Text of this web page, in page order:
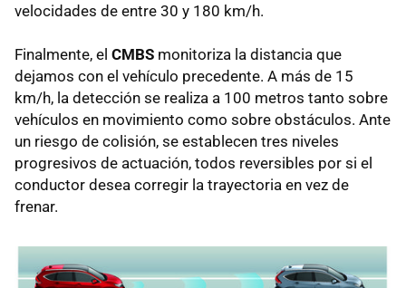
velocidades de entre 30 y 180 km/h.
Finalmente, el CMBS monitoriza la distancia que
dejamos con el vehículo precedente. A más de 15
km/h, la detección se realiza a 100 metros tanto sobre
vehículos en movimiento como sobre obstáculos. Ante
un riesgo de colisión, se establecen tres niveles
progresivos de actuación, todos reversibles por si el
conductor desea corregir la trayectoria en vez de
frenar.